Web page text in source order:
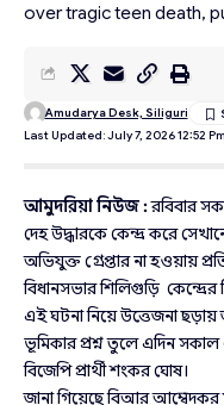
over tragic teen death,
Last Updated: July 7, 2026 12:52 Pm
Amudarya Desk, Siliguri
আমুদরিয়ানিউজ:রবিবার
দেহ উদ্ধারকে কেন্দ্র করে
অভিযুক্ত গ্রেপ্তার না হওয়ায়
বিধানসভার শিলিগুড়ি
এই ঘটনা নিয়ে উত্তেজনা
ভূমিকার প্রশ্ন তুলে এদিন সকাল
বিজেপি প্রার্থী শংকর ঘোষ।
জানা গিয়েছে বিআর আম্বেদকর